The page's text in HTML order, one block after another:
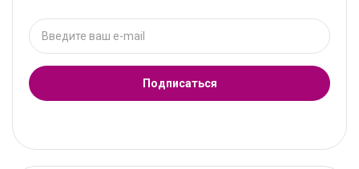
Подписаться